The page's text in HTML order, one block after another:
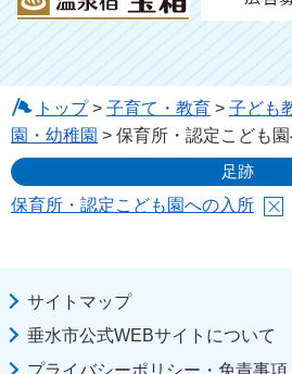
トップ> 子育て・教育> 子ども
園・幼稚園 > 保育所・認定こども
足跡
保育所・認定こども園への入所
サイトマップ
垂水市公式WEBサイトについて
プライバシーポリシー・免責事項